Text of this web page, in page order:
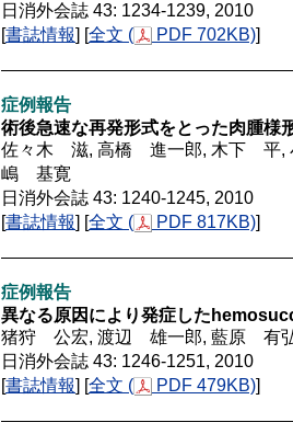
日消外会誌 43: 1234-1239, 2010
[書誌情報] [全文 ( PDF 702KB)]
症例報告
術後急速な再発形式をとった肉腫様
佐々木 滋, 高橋 進一郎, 木下 平,
嶋 基寛
日消外会誌 43: 1240-1245, 2010
[書誌情報] [全文 ( PDF 817KB)]
症例報告
異なる原因により発症した
猪狩 公宏, 渡辺 雄一郎, 藍原 有
日消外会誌 43: 1246-1251, 2010
[書誌情報] [全文 ( PDF 479KB)]